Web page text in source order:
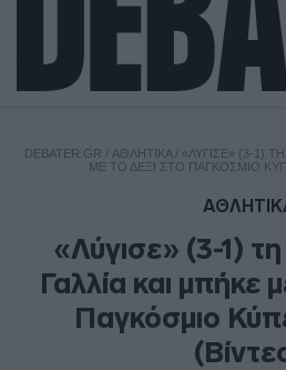
DEBATER.GR / ΑΘΛΗΤΙΚΑ/ «ΛΎΓΙΣΕ» (3-1)
ΜΕ ΤΟ ΔΕΞΊ ΣΤΟ ΠΑΓΚΌΣΜΙΟ
«Λύγισε» (3-1)
Γαλλία και μπήκε
Παγκόσμιο